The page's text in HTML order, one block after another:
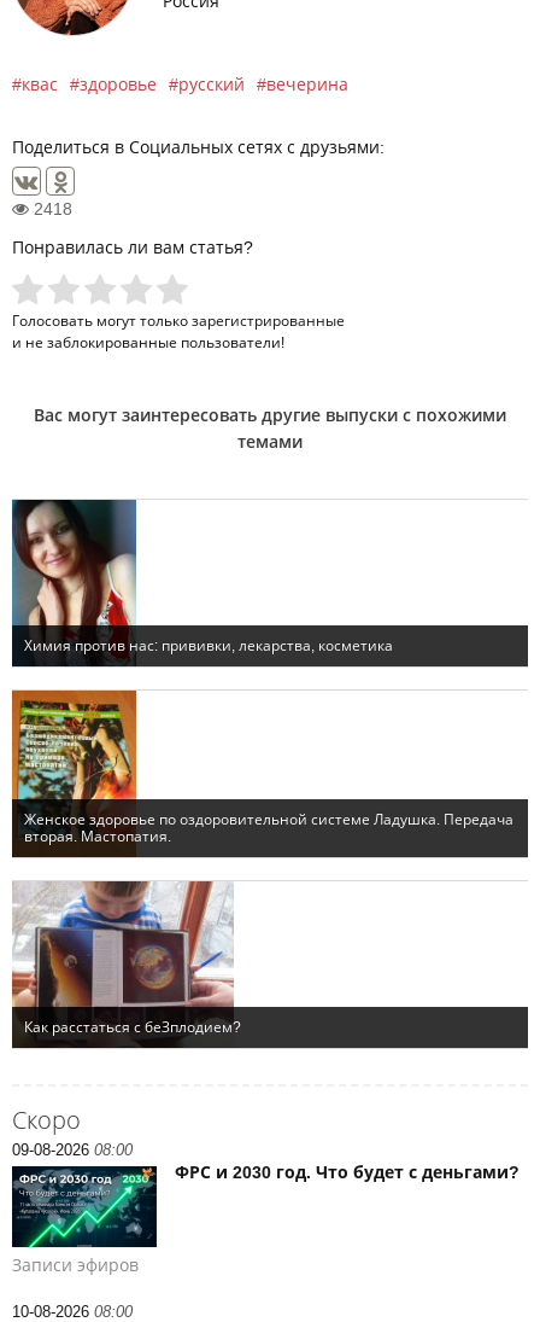
Скоро
09-08-2026 08:00
ФРС и 2030 год. Что будет с деньгами?
Записи эфиров
10-08-2026 08:00
квас здоровье русский вечерина
Поделиться в Социальных сетях с друзьями:
2418
Понравилась ли вам статья?
Голосовать могут только зарегистрированные
и не заблокированные пользователи!
Вас могут заинтересовать другие выпуски с похожими
темами